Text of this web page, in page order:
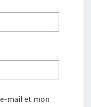
mail et mon